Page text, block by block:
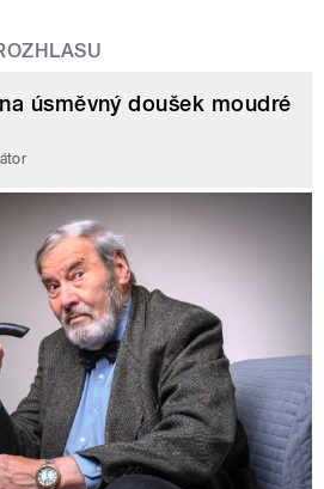
úsměvný doušek moudré